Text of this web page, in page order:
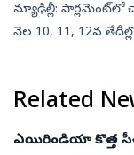
న్యూఢిల్లీ:
నెల 10, 11, 12వ
Related
ఎయిరిండియా కొత్త